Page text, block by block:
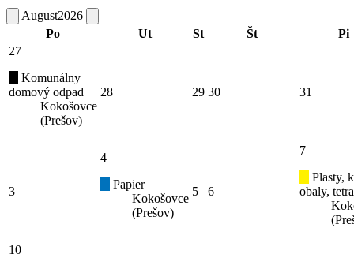
August2026
Po
Ut St Št
Pi
27
Komunálny
domový odpad
Kokošovce
(Prešov)
28 29 30 31
3
4
Papier
Kokošovce
(Prešov)
5 6
7
Plasty,
obaly,
10